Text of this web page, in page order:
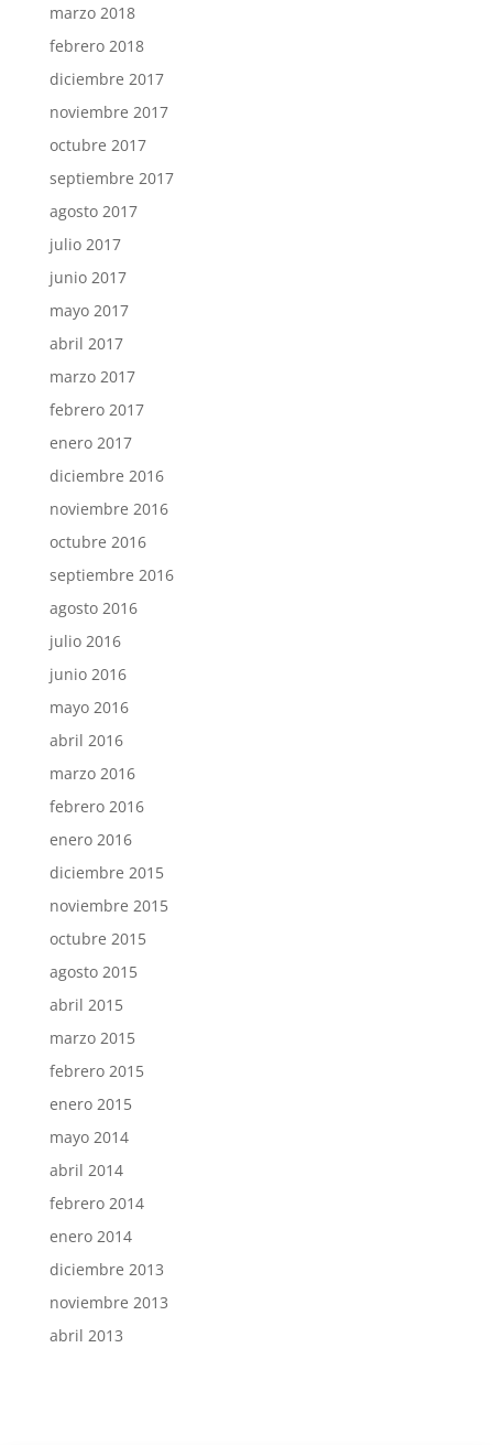
marzo 2018
febrero 2018
diciembre 2017
noviembre 2017
octubre 2017
septiembre 2017
agosto 2017
julio 2017
junio 2017
mayo 2017
abril 2017
marzo 2017
febrero 2017
enero 2017
diciembre 2016
noviembre 2016
octubre 2016
septiembre 2016
agosto 2016
julio 2016
junio 2016
mayo 2016
abril 2016
marzo 2016
febrero 2016
enero 2016
diciembre 2015
noviembre 2015
octubre 2015
agosto 2015
abril 2015
marzo 2015
febrero 2015
enero 2015
mayo 2014
abril 2014
febrero 2014
enero 2014
diciembre 2013
noviembre 2013
abril 2013